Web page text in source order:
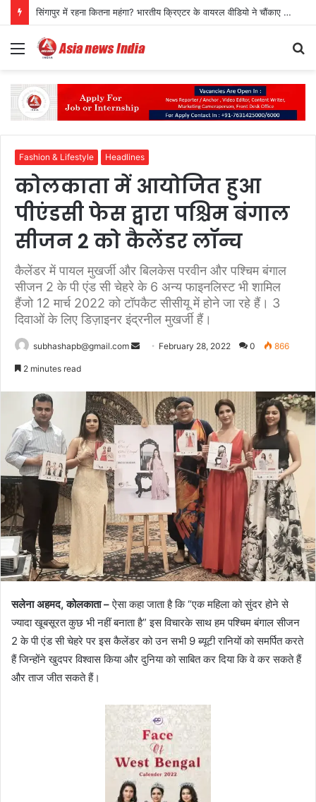
सिंगापुर में रहना कितना महंगा? भारतीय क्रिएटर के वायरल वीडियो ने चौंकाए लोग
Menu
Fashion & Lifestyle Headlines
कोलकाता में आयोजित हुआ
पीएंडसी फेस द्वारा पश्चिम बंगाल
सीजन 2 को कैलेंडर लॉन्च
कैलेंडर में पायल मुखर्जी और बिलकेस परवीन और पश्चिम बंगाल
सीजन 2 के पी एंड सी चेहरे के 6 अन्य फाइनलिस्ट भी शामिल
हैंजो 12 मार्च 2022 को टॉपकैट सीसीयू में होने जा रहे हैं। 3
दिवाओं के लिए डिज़ाइनर इंद्रनील मुखर्जी हैं।
subhashapb@gmail.com
Send February 28, 2022 0 866
2 minutes read
सलेना अहमद,कोलकाता–ऐसा कहा जाता है कि“एक महिला को सुंदर होने से
ज्यादा खूबसूरत कुछ भी नहीं बनाता है”इस विचारके साथ हम पश्चिम बंगाल सीजन
2के पी एंड सी चेहरे पर इस कैलेंडर को उन सभी9ब्यूटी रानियों को समर्पित करते
हैं जिन्होंने खुदपर विश्वास किया और दुनिया को साबित कर दिया कि वे कर सकते हैं
और ताज जीत सकते हैं।